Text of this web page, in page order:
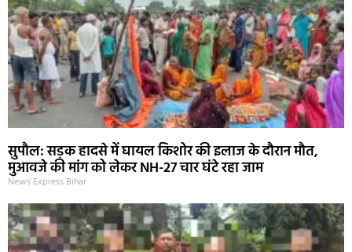
सुपौल: सड़क हादसे में घायल किशोर की इलाज के दौरान मौत,
मुआवजे की मांग को लेकर NH-27 चार घंटे रहा जाम
News Express Bihar